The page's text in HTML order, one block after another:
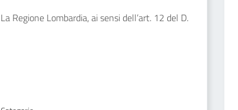
La Regione Lombardia, ai sensi dell’art. 12 del D.